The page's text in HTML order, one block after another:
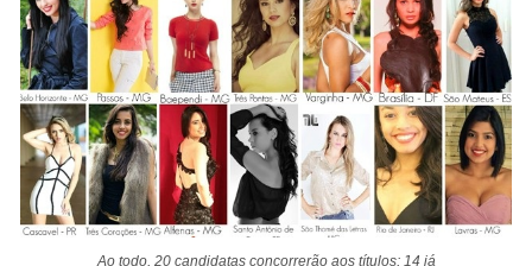
Ao todo, 20 candidatas concorrerão aos títulos; 14 já